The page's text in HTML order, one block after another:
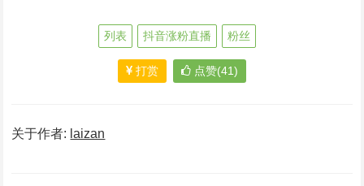
列表 抖音涨粉直播 粉丝
打赏 点赞(41)
关于作者: laizan